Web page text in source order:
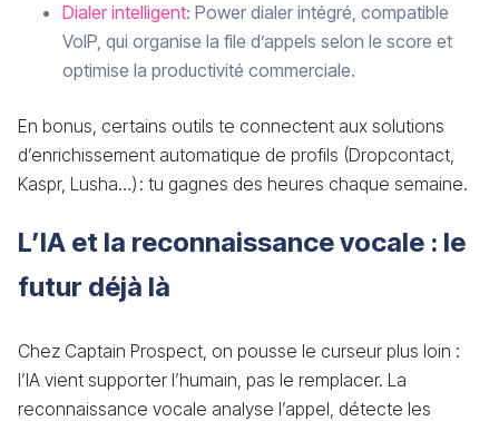
Dialer intelligent: Power dialer intégré, compatible
VoIP, qui organise la file d’appels selon le score et
optimise la productivité commerciale.
En bonus, certains outils te connectent aux solutions
d’enrichissement automatique de profils (Dropcontact,
Kaspr, Lusha…) : tu gagnes des heures chaque semaine.
L’IA et la reconnaissance vocale : le
futur déjà là
Chez Captain Prospect, on pousse le curseur plus loin :
l’IA vient supporter l’humain, pas le remplacer. La
reconnaissance vocale analyse l’appel, détecte les